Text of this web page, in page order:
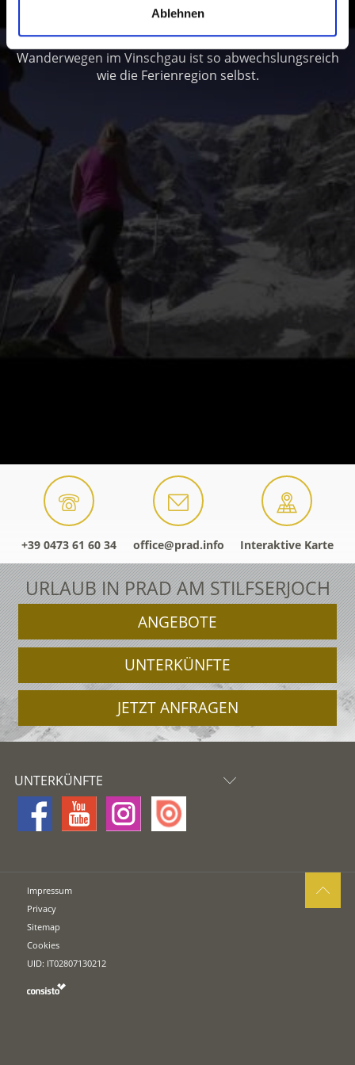
Ablehnen
Von einfachen Panoramawanderungen bis zu
hochalpinen Bergtouren: Das weitläufige Netz an
Wanderwegen im Vinschgau ist so abwechslungsreich
wie die Ferienregion selbst.
+39 0473 61 60 34 office@prad.info Interaktive Karte
URLAUB IN PRAD AM STILFSERJOCH
ANGEBOTE
UNTERKÜNFTE
JETZT ANFRAGEN
UNTERKÜNFTE
Impressum
Privacy
Sitemap
Cookies
UID: IT02807130212